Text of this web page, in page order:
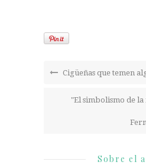
Cigüeñas que temen
"El simbolismo de
Sobre el